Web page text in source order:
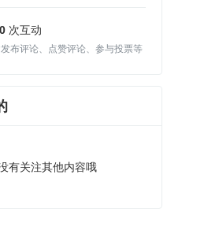
0 次互动
布评论、点赞评论、参与投票等
有关注其他内容哦